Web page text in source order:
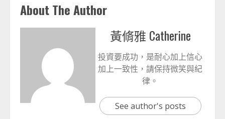
About The Author
黃脩雅 Catherine
投資要成功，是耐心加上信心
加上一致性，請保持微笑與紀
律。
See author's posts